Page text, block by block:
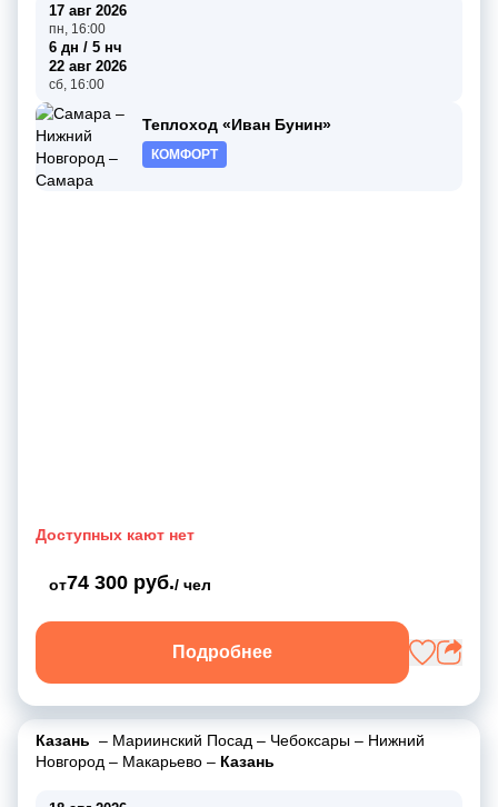
17 авг 2026
пн, 16:00
6 дн / 5 нч
22 авг 2026
сб, 16:00
Теплоход «Иван Бунин»
КОМФОРТ
Доступных кают нет
от74 300 руб./ чел
Подробнее
Казань – Мариинский Посад – Чебоксары – Нижний
Новгород – Макарьево – Казань